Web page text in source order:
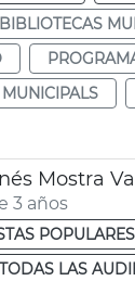
BIBLIOTECAS
Mostra
3 años
POPULARES
TODAS LAS